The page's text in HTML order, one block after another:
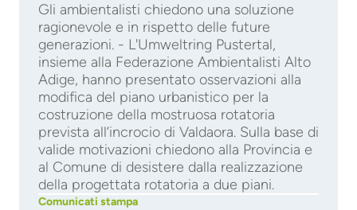
Gli ambientalisti chiedono una soluzione
ragionevole e in rispetto delle future
generazioni. - L'Umweltring Pustertal,
insieme alla Federazione Ambientalisti Alto
Adige, hanno presentato osservazioni alla
modifica del piano urbanistico per la
costruzione della mostruosa rotatoria
prevista all’incrocio di Valdaora. Sulla base di
valide motivazioni chiedono alla Provincia e
al Comune di desistere dalla realizzazione
della progettata rotatoria a due piani.
Comunicati stampa